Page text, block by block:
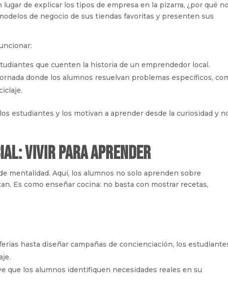
de explicar los tipos de empresa en la pizarra, ¿por qué
de negocio de sus tiendas favoritas y presenten sus
que cuenten la historia de un emprendedor local.
donde los alumnos resuelvan problemas específicos,
estudiantes y los motivan a aprender desde la curiosidad y
vivir para aprender
mentalidad. Aquí, los alumnos no solo aprenden sobre
Es como enseñar cocina: no basta con mostrar recetas,
hasta diseñar campañas de concienciación, los
que los alumnos identifiquen necesidades reales en su